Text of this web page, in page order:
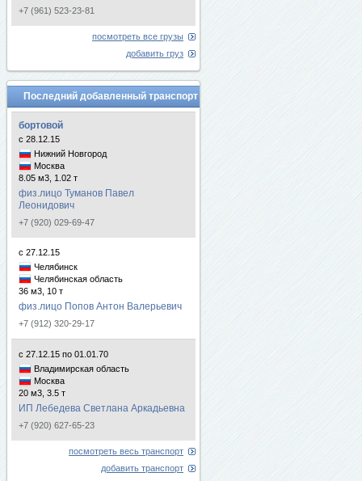
+7 (961) 523-23-81
посмотреть все грузы
добавить груз
Последний добавленный транспорт
бортовой
с 28.12.15
Нижний Новгород
Москва
8.05 м3, 1.02 т
физ.лицо Туманов Павел
Леонидович
+7 (920) 029-69-47
с 27.12.15
Челябинск
Челябинская область
36 м3, 10 т
физ.лицо Попов Антон Валерьевич
+7 (912) 320-29-17
с 27.12.15 по 01.01.70
Владимирская область
Москва
20 м3, 3.5 т
ИП Лебедева Светлана Аркадьевна
+7 (920) 627-65-23
посмотреть весь транспорт
добавить транспорт